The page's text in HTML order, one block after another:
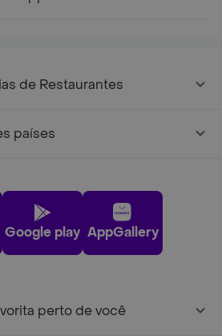
de Restaurantes
países
Google play AppGallery
perto de você